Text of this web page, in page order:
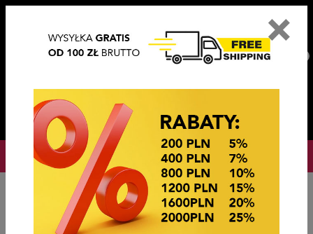
OKAZJE CENOWE
Hlavní stránka Bižutérie Klipsy
×